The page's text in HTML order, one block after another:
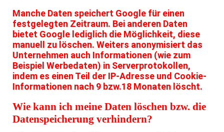
Manche Daten speichert Google für einen
festgelegten Zeitraum. Bei anderen Daten
bietet Google lediglich die Möglichkeit, diese
manuell zu löschen. Weiters anonymisiert das
Unternehmen auch Informationen (wie zum
Beispiel Werbedaten) in Serverprotokollen,
indem es einen Teil der IP-Adresse und Cookie-
Informationen nach 9 bzw.18 Monaten löscht.
Wie kann ich meine Daten löschen bzw. die
Datenspeicherung verhindern?